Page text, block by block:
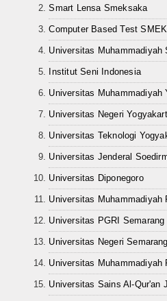
Smart Lensa Smeksaka
Computer Based Test
Universitas Muhammadiyah
Institut Seni Indonesia
Universitas Muhammadiyah
Universitas Negeri
Universitas Teknologi
Universitas Jenderal
Universitas Diponegoro
Universitas Muhammadiyah
Universitas PGRI Semarang
Universitas Negeri Semarang
Universitas Muhammadiyah
Universitas Sains Al-Qur'an